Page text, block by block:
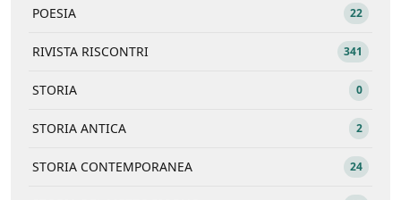
POESIA 22
RIVISTA RISCONTRI 341
STORIA 0
STORIA ANTICA 2
STORIA CONTEMPORANEA 24